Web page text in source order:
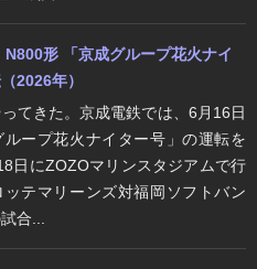
形 「京成グループ花火ナイ
2026年）
てきた。京成電鉄では、6月16日
ループ花火ナイター号」の運転を
日にZOZOマリンスタジアムで行
テマリーンズ対福岡ソフトバン
合...